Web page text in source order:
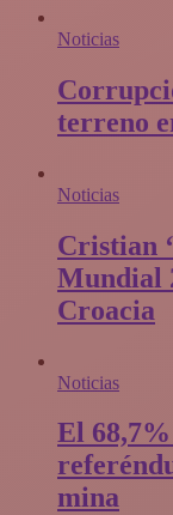
Noticias
terreno
Noticias
Cristian
Mundial
Croacia
Noticias
El
mina